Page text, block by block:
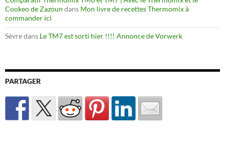
Cookeo de Zazoun dans Mon livre de recettes Thermomix à
commander ici
Sèvredans Le TM7 est sorti hier !!!! Annonce de Vorwerk
PARTAGER